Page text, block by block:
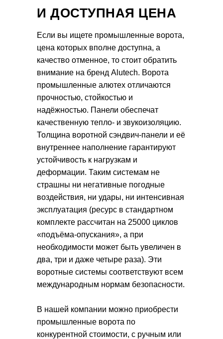
И ДОСТУПНАЯ ЦЕНА
Если вы ищете промышленные ворота,
цена которых вполне доступна, а
качество отменное, то стоит обратить
внимание на бренд Alutech. Ворота
промышленные алютех отличаются
прочностью, стойкостью и
надёжностью. Панели обеспечат
качественную тепло- и звукоизоляцию.
Толщина воротной сэндвич-панели и её
внутреннее наполнение гарантируют
устойчивость к нагрузкам и
деформации. Таким системам не
страшны ни негативные погодные
воздействия, ни удары, ни интенсивная
эксплуатация (ресурс в стандартном
комплекте рассчитан на 25000 циклов
«подъёма-опускания», а при
необходимости может быть увеличен в
два, три и даже четыре раза). Эти
воротные системы соответствуют всем
международным нормам безопасности.
В нашей компании можно приобрести
промышленные ворота по
конкурентной стоимости, с ручным или